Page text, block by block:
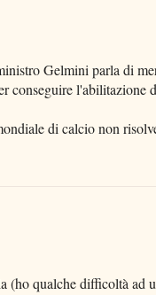
Gelmini parla di
conseguire l'abilitazione
di calcio non
qualche difficoltà ad